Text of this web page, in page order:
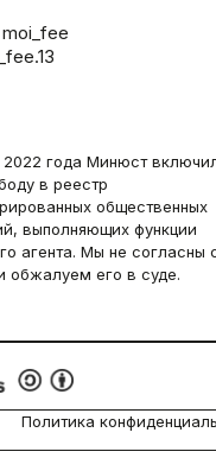
moi_fee
2022 года Минюст
в реестр
общественных
выполняющих функции
агента. Мы не согласны
обжалуем его в суде.
Политика